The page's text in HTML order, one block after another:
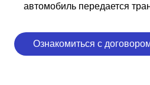
автомобиль передается
Ознакомиться с